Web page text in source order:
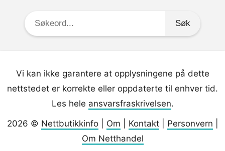
Søkeord:
Vi kan ikke garantere at opplysningene på dette
nettstedet er korrekte eller oppdaterte til enhver tid.
Les hele ansvarsfraskrivelsen.
2026 © Nettbutikkinfo| Om Kontakt| Personvern
Om Netthandel